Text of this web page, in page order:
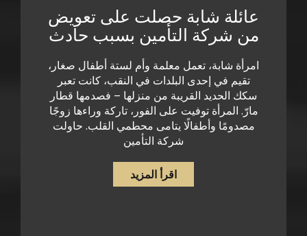
عائلة شابة حصلت على تعويض
من شركة التأمين بسبب حادث
امرأة شابة، تعمل معلمة وأم لستة أطفال صغار،
تقيم في إحدى البلدات في النقب، كانت تعبر
سكك الحديد القريبة من منزلها – فصدمها قطار
مارّ. المرأة توفيت على الفور، تاركة وراءها زوجًا
مصدومًا وأطفالًا يتامى محطمي القلب. حاولت
شركة التأمين
اقرأ المزيد